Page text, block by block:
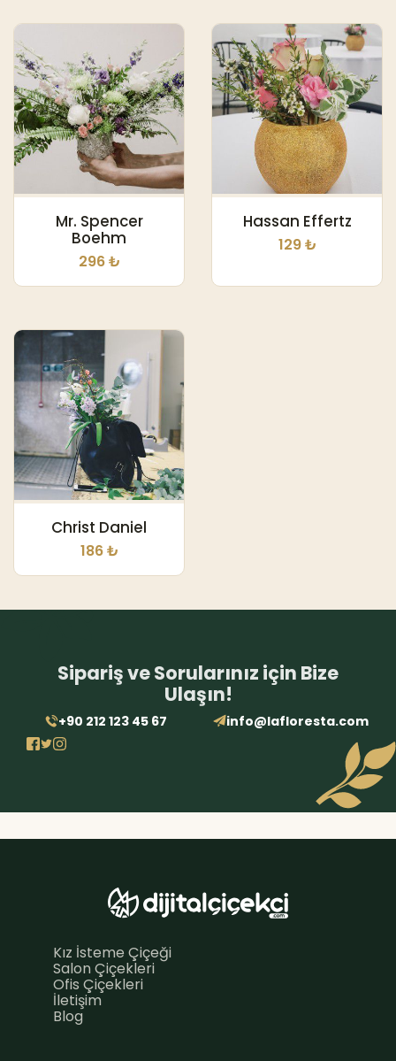
Mr. Spencer
Boehm
296 ₺
Hassan Effertz
129 ₺
Christ Daniel
186 ₺
Sipariş ve Sorularınız için Bize
Ulaşın!
+90 212 123 45 67 info@lafloresta.com
Kız İsteme Çiçeği
Salon Çiçekleri
Ofis Çiçekleri
İletişim
Blog